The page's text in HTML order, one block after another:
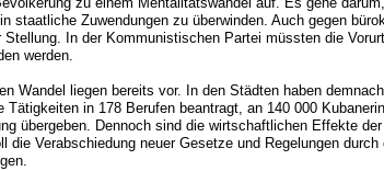
staatliche Zuwendungen zu überwinden. Auch gegen
Stellung. In der Kommunistischen Partei müssten die
werden.
Wandel liegen bereits vor. In den Städten haben
in 178 Berufen beantragt, an 140 000
übergeben. Dennoch sind die wirtschaftlichen Effekte
die Verabschiedung neuer Gesetze und Regelungen durch